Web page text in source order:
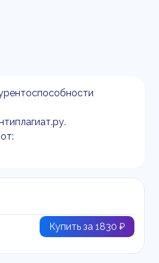
Купить за 1830 ₽